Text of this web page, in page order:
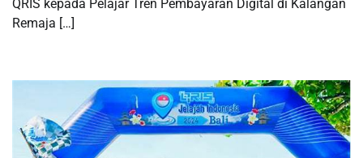
QRIS kepada Pelajar Tren Pembayaran Digital di Kalangan
Remaja […]